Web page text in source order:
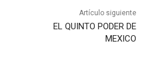
Artículo siguiente
EL QUINTO PODER DE
MEXICO